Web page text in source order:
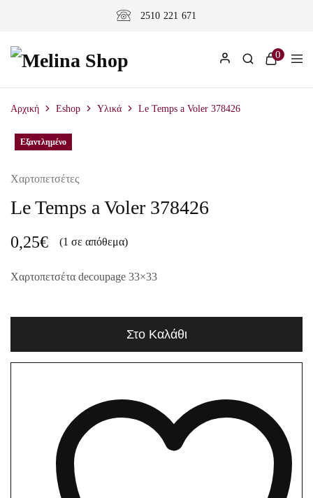
2510 221 671
0
Αρχική Eshop Υλικά Le Temps a Voler 378426
Χαρτοπετσέτες
Le Temps a Voler 378426
0,25€ (1 σε απόθεμα)
Χαρτοπετσέτα decoupage 33×33
Στο Καλάθι
Εξαντλημένο
Εξαντλημένο